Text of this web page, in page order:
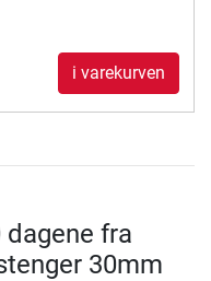
i varekurven
fra
30mm